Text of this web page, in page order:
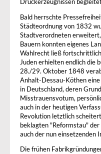
Druckerzeugnissen
Bald herrschte
Städteordnung von 1832
Stadtverordneten
Bauern konnten eigenes
Wahlrecht ließ
Juden erhielten endlich die
28./29. Oktober 1848
Anhalt-Dessau-Köthen
in Deutschland, deren
Misstrauensvotum,
auch in der heutigen
Revolution letztlich
beklagten "Reformstau"
auch der nun einsetzenden
Die frühen